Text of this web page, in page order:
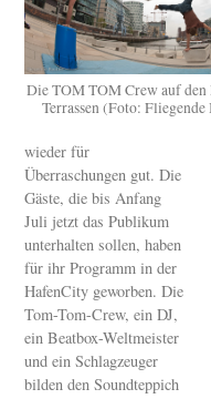
Die TOM TOM Crew auf den
Terrassen (Foto: Fliegende
wieder für
Überraschungen gut. Die
Gäste, die bis Anfang
Juli jetzt das Publikum
unterhalten sollen, haben
für ihr Programm in der
HafenCity geworben. Die
Tom-Tom-Crew, ein DJ,
ein Beatbox-Weltmeister
und ein Schlagzeuger
bilden den Soundteppich